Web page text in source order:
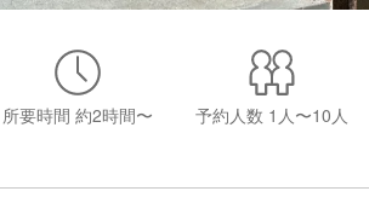
所要時間 約2時間〜 予約人数 1人〜10人